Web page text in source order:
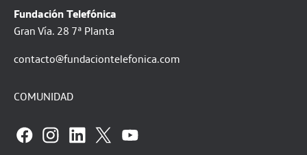
Fundación Telefónica
Gran Vía. 28 7ª Planta
contacto@fundaciontelefonica.com
COMUNIDAD